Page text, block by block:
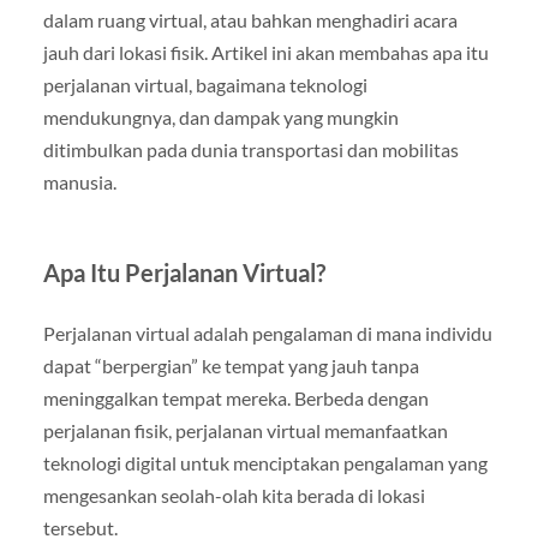
dalam ruang virtual, atau bahkan menghadiri acara
jauh dari lokasi fisik. Artikel ini akan membahas apa itu
perjalanan virtual, bagaimana teknologi
mendukungnya, dan dampak yang mungkin
ditimbulkan pada dunia transportasi dan mobilitas
manusia.
Apa Itu Perjalanan Virtual?
Perjalanan virtual adalah pengalaman di mana individu
dapat “berpergian” ke tempat yang jauh tanpa
meninggalkan tempat mereka. Berbeda dengan
perjalanan fisik, perjalanan virtual memanfaatkan
teknologi digital untuk menciptakan pengalaman yang
mengesankan seolah-olah kita berada di lokasi
tersebut.